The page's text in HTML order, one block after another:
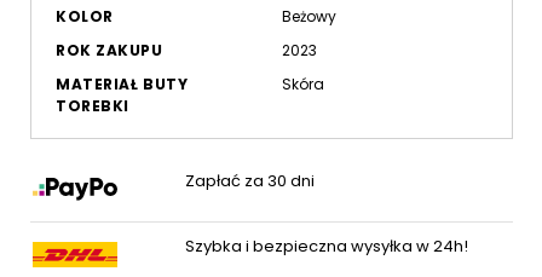
KOLOR
Beżowy
ROK ZAKUPU
2023
MATERIAŁ BUTY
TOREBKI
Skóra
Zapłać za 30 dni
Szybka i bezpieczna wysyłka w 24h!